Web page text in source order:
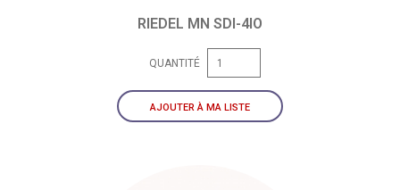
RIEDEL MN SDI-4IO
QUANTITÉ
AJOUTER À MA LISTE